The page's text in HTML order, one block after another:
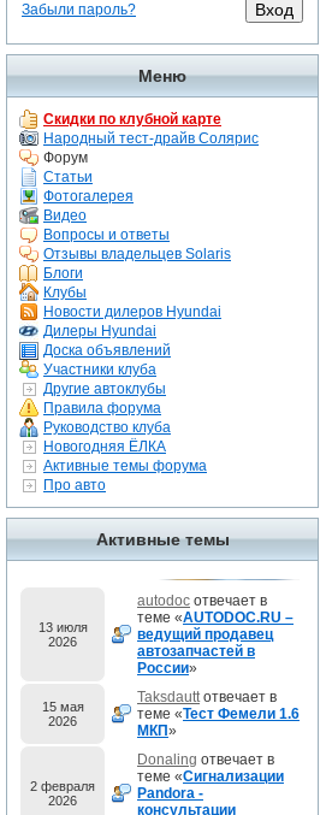
Забыли пароль?
Меню
Скидки по клубной карте
Народный тест-драйв Солярис
Форум
Статьи
Фотогалерея
Видео
Вопросы и ответы
Отзывы владельцев Solaris
Блоги
Клубы
Новости дилеров Hyundai
Дилеры Hyundai
Доска объявлений
Участники клуба
Другие автоклубы
Правила форума
Руководство клуба
Новогодняя ЁЛКА
Активные темы форума
Про авто
Активные темы
13 июля
2026
autodoc отвечает в
теме «AUTODOC.RU –
ведущий продавец
автозапчастей в
России»
15 мая
2026
Taksdauttотвечает в
теме «Тест Фемели 1.6
МКП»
2 февраля
2026
Donaling отвечает в
теме «Сигнализации
Pandora -
консультации